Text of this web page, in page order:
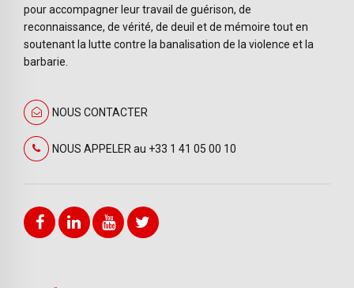
pour accompagner leur travail de guérison, de
reconnaissance, de vérité, de deuil et de mémoire tout en
soutenant la lutte contre la banalisation de la violence et la
barbarie.
NOUS CONTACTER
NOUS APPELER au +33 1 41 05 00 10